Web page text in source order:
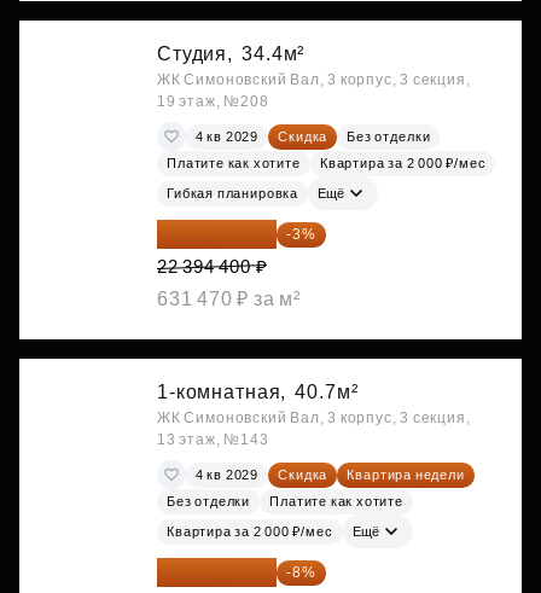
Студия, 34.4м²
ЖК Симоновский Вал, 3 корпус, 3 секция,
19 этаж, №208
4 кв 2029 Скидка
Без отделки
Платите как хотите
Квартира за 2 000 ₽/мес
Гибкая планировка Ещё
21 722 568 ₽ -3%
22 394 400 ₽
631 470 ₽ за м²
1-комнатная, 40.7м²
ЖК Симоновский Вал, 3 корпус, 3 секция,
13 этаж, №143
4 кв 2029 Скидка
Квартира недели
Без отделки
Платите как хотите
Квартира за 2 000 ₽/мес Ещё
21 904 740 ₽ -8%